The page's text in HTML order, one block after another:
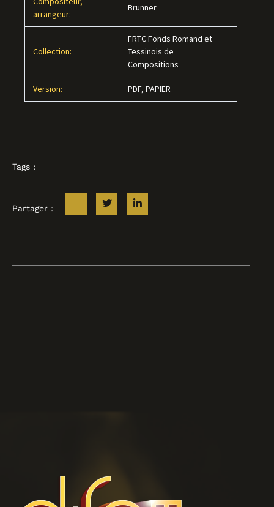
arrangeur:
Brunner
Collection:
FRTC Fonds Romand et
Tessinois de
Compositions
Version: PDF, PAPIER
Tags :
Partager :